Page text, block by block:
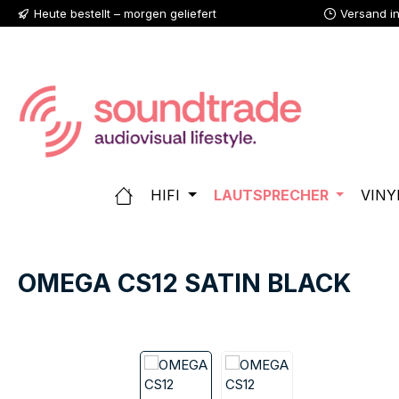
Hauptinhalt springen
Zur Suche springen
Zur Hauptnavigation springen
Heute bestellt – morgen geliefert Versand
HIFI LAUTSPRECHER
OMEGA CS12 SATIN BLACK
Bildergalerie überspringen